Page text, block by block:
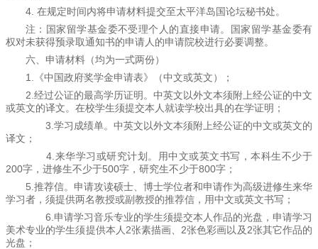
4. 在规定时间内将申请材料提交至太平洋岛国论坛秘书处。
注：国家留学基金委不受理个人的直接申请。国家留学基金委有
权对未获得预录取通知书的申请人的申请院校进行必要调整。
六、申请材料（均为一式两份）
1.《中国政府奖学金申请表》（中文或英文）；
2.经过公证的最高学历证明。中英文以外文本须附上经公证的中文
或英文的译文。在校学生须提交本人就读学校出具的在学证明；
3.学习成绩单。中英文以外文本须附上经公证的中文或英文的
译文；
4.来华学习或研究计划。用中文或英文书写，本科生不少于
200字，进修生不少于500字，研究生不少于800字；
5.推荐信。申请攻读硕士、博士学位者和申请作为高级进修生来华
学习者，须提供两名教授或副教授的推荐信，用中文或英文书写；
6.申请学习音乐专业的学生须提交本人作品的光盘，申请学习
美术专业的学生须提供本人2张素描画、2张色彩画以及2张其它作品的
光盘；